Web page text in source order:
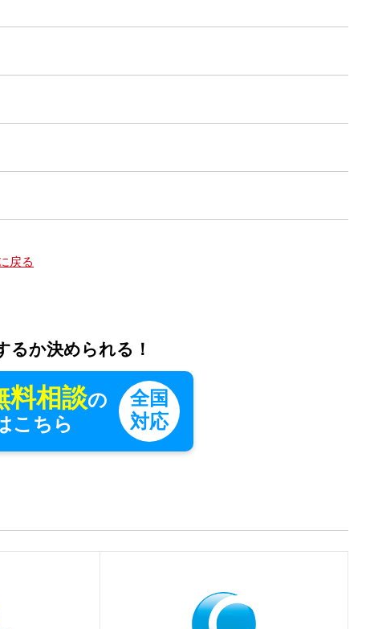
戻る
るか決められる！
料相談の
こちら
全国
対応